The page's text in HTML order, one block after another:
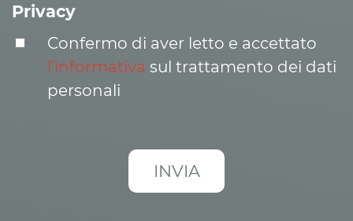
Privacy
Confermo di aver letto e accettato
l’informativa sul trattamento dei dati
personali